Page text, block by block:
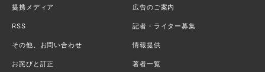
提携メディア 広告のご案内
RSS 記者・ライター募集
その他、お問い合わせ 情報提供
お詫びと訂正 著者一覧